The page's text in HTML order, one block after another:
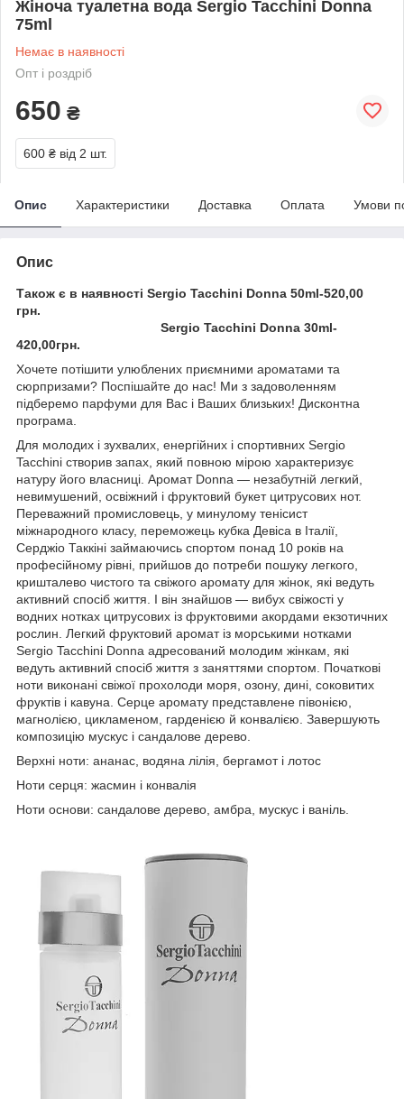
Жіноча туалетна вода Sergio Tacchini Donna
75ml
Немає в наявності
Опт і роздріб
650 ₴
600 ₴ від 2 шт.
Опис Характеристики Доставка Оплата Умови
Опис
Також є в наявності Sergio Tacchini Donna 50ml-520,00
грн.
Sergio Tacchini Donna 30ml-
420,00грн.
Хочете потішити улюблених приємними ароматами та
сюрпризами? Поспішайте до нас! Ми з задоволенням
підберемо парфуми для Вас і Ваших близьких! Дисконтна
програма.
Для молодих і зухвалих, енергійних і спортивних Sergio
Tacchini створив запах, який повною мірою характеризує
натуру його власниці. Аромат Donna — незабутній легкий,
невимушений, освіжний і фруктовий букет цитрусових нот.
Переважний промисловець, у минулому тенісист
міжнародного класу, переможець кубка Девіса в Італії,
Серджіо Таккіні займаючись спортом понад 10 років на
професійному рівні, прийшов до потреби пошуку легкого,
кришталево чистого та свіжого аромату для жінок, які ведуть
активний спосіб життя. І він знайшов — вибух свіжості у
водних нотках цитрусових із фруктовими акордами екзотичних
рослин. Легкий фруктовий аромат із морськими нотками
Sergio Tacchini Donna адресований молодим жінкам, які
ведуть активний спосіб життя з заняттями спортом. Початкові
ноти виконані свіжої прохолоди моря, озону, дині, соковитих
фруктів і кавуна. Серце аромату представлене півонією,
магнолією, цикламеном, гарденією й конвалією. Завершують
композицію мускус і сандалове дерево.
Верхні ноти: ананас, водяна лілія, бергамот і лотос
Ноти серця: жасмин і конвалія
Ноти основи: сандалове дерево, амбра, мускус і ваніль.